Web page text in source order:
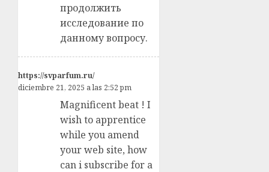
продолжить
исследование по
данному вопросу.
https://svparfum.ru/
diciembre 21, 2025 a las 2:52 pm
Magnificent beat ! I
wish to apprentice
while you amend
your web site, how
can i subscribe for a